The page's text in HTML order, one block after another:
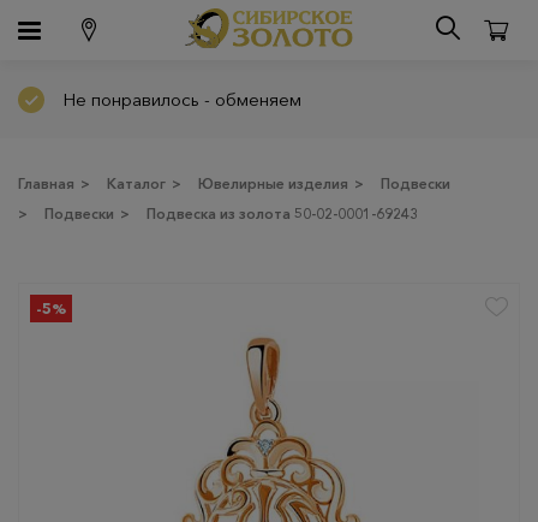
Не понравилось - обменяем
Главная > Каталог > Ювелирные изделия >
Подвески
>
Подвески > Подвеска из золота 50-02-0001-69243
-5%